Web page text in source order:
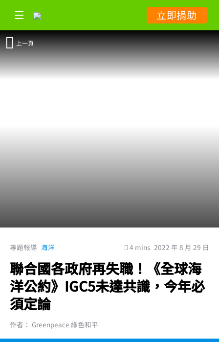
立即捐助
上一頁
專題報導 海洋 4 mins 2022 年 8 月 29 日
聯合國各政府再失職！《全球海
洋公約》IGC5未達共識，今年必
須定論
作者： Greenpeace 綠色和平